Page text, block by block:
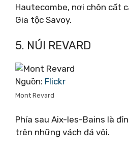
Hautecombe, nơi chôn cất
Gia tộc Savoy.
5. NÚI REVARD
Nguồn: Flickr
Mont Revard
Phía sau Aix-les-Bains là
trên những vách đá vôi.